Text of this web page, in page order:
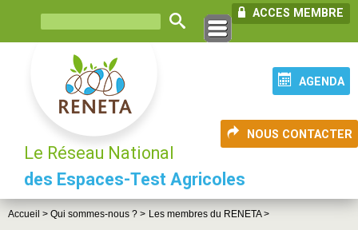
ACCES MEMBRE
AGENDA
NOUS CONTACTER
Le Réseau National
des Espaces-Test Agricoles
Accueil > Qui sommes-nous ? > Les membres du RENETA >